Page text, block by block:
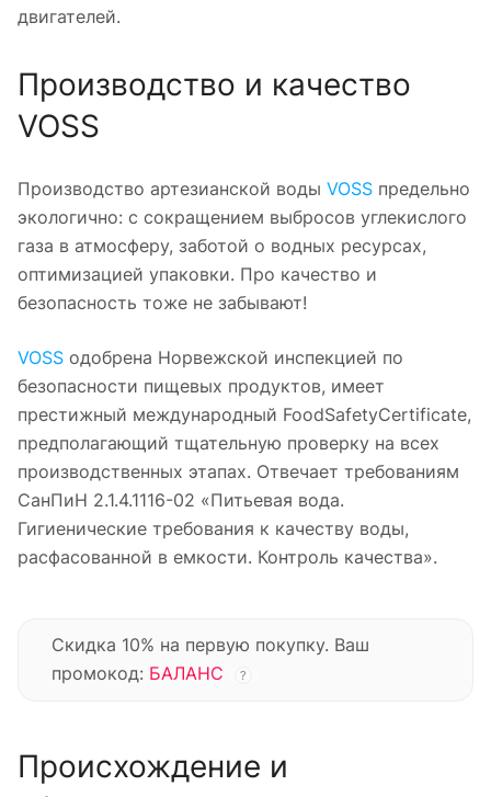
двигателей.
Производство и качество
VOSS
Производство артезианской воды VOSS предельно
экологично: с сокращением выбросов углекислого
газа в атмосферу, заботой о водных ресурсах,
оптимизацией упаковки. Про качество и
безопасность тоже не забывают!
VOSS одобрена Норвежской инспекцией по
безопасности пищевых продуктов, имеет
престижный международный FoodSafetyCertificate,
предполагающий тщательную проверку на всех
производственных этапах. Отвечает требованиям
СанПиН 2.1.4.1116-02 «Питьевая вода.
Гигиенические требования к качеству воды,
расфасованной в емкости. Контроль качества».
Скидка 10% на первую покупку. Ваш
промокод: БАЛАНС ?
Происхождение и